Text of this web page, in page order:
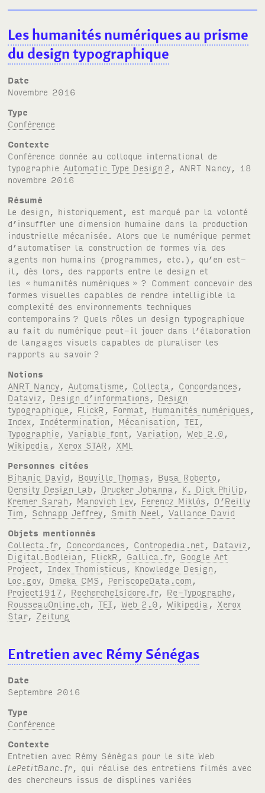
Les humanités numériques au prisme
du design typographique
Date
novembre 2016
Type
Conférence
Contexte
Conférence donnée au colloque international de
typographie Automatic Type Design 2 ANRT Nancy, 18
novembre 2016
Résumé
Le design, historiquement, est marqué par la volonté
d’insuffler une dimension humaine dans la production
industrielle mécanisée. Alors que le numérique permet
d’automatiser la construction de formes via des
agents non humains (programmes, etc.), qu’en est-
il, dès lors, des rapports entre le design et
les « humanités numériques » ? Comment concevoir des
formes visuelles capables de rendre intelligible la
complexité des environnements techniques
contemporains ? Quels rôles un design typographique
au fait du numérique peut-il jouer dans l’élaboration
de langages visuels capables de pluraliser les
rapports au savoir ?
Notions
ANRT Nancy
Automatisme Collecta Concordances
Dataviz
Design d’informations
Design
typographique
FlickR Format Humanités numériques
Index
Indétermination Mécanisation ,TEI
Typographie ,Variable font ,Variation ,Web 2.0
Wikipedia
Xerox STAR
XML
Personnes citées
Bihanic David
Bouville Thomas Busa Roberto
Density Design Lab
Drucker Johanna K. Dick Philip
Kremer Sarah
Manovich Lev, Ferencz Miklós
O’Reilly
Tim
Schnapp Jeffrey Smith Neel ,Vallance David
Objets mentionnés
Collecta.fr, Concordances Contropedia.net Dataviz
Digital.Bodleian
FlickR Gallica.fr, Google Art
Project
Index Thomisticus Knowledge Design
Loc.gov, Omeka CMS PeriscopeData.com
Project1917
RechercheIsidore.fr, Re-Typographe
RousseauOnline.ch ,TEI ,Web 2.0 ,Wikipedia
Xerox
Star, Zeitung
Entretien avec Rémy Sénégas
Date
septembre 2016
Type
Conférence
Contexte
Entretien avec Rémy Sénégas pour le site Web
LePetitBanc.fr, qui réalise des entretiens filmés avec
des chercheurs issus de displines variées